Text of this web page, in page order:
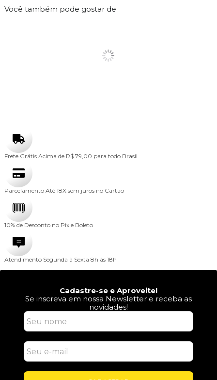
Você também pode gostar de
Frete Grátis Acima de R$ 79,00 para todo Brasil
Parcelamento Até 18X sem juros no Cartão
10% de Desconto no Pix e Boleto
Atendimento Segunda à Sexta 8h às 18h
Cadastre-se e Aproveite!
Se inscreva em nossa Newsletter e receba as
novidades!